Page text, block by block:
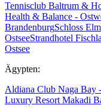
Tennisclub Baltrum &
Health & Balance -
BrandenburgSchloss
OstseeStrandhotel
Ostsee
Ägypten:
Aldiana Club Naga Bay
Luxury Resort Makadi